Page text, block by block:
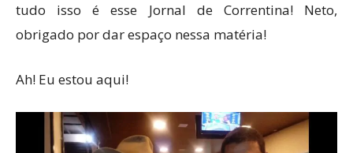
tudo isso é esse Jornal de Correntina! Neto,
obrigado por dar espaço nessa matéria!
Ah! Eu estou aqui!